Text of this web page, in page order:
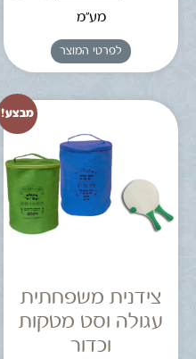
מע"מ
לפרטי המוצר
מבצע!
צידנית משפחתית
עגולה וסט מטקות
וכדור